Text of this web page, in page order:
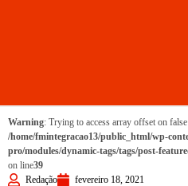
Warning: Trying to access array offset on
/home/fmintegracao13/public_html/wp-
pro/modules/dynamic-tags/tags/post-
on line39
Redação
fevereiro 18, 2021